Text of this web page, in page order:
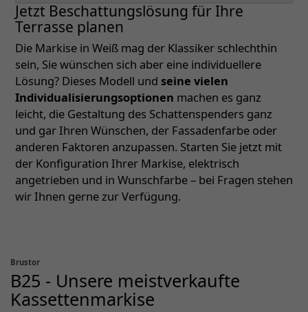
Jetzt Beschattungslösung für Ihre
Terrasse planen
Die Markise in Weiß mag der Klassiker schlechthin
sein, Sie wünschen sich aber eine individuellere
Lösung? Dieses Modell und seine vielen
Individualisierungsoptionen machen es ganz
leicht, die Gestaltung des Schattenspenders ganz
und gar Ihren Wünschen, der Fassadenfarbe oder
anderen Faktoren anzupassen. Starten Sie jetzt mit
der Konfiguration Ihrer Markise, elektrisch
angetrieben und in Wunschfarbe – bei Fragen stehen
wir Ihnen gerne zur Verfügung.
Brustor
B25 - Unsere meistverkaufte
Kassettenmarkise